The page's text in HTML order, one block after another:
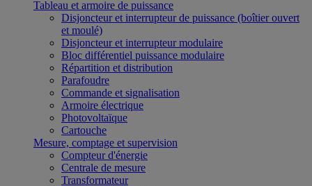
Tableau et armoire de puissance
Disjoncteur et interrupteur de puissance (boîtier ouvert
et moulé)
Disjoncteur et interrupteur modulaire
Bloc différentiel puissance modulaire
Répartition et distribution
Parafoudre
Commande et signalisation
Armoire électrique
Photovoltaïque
Cartouche
Mesure, comptage et supervision
Compteur d'énergie
Centrale de mesure
Transformateur